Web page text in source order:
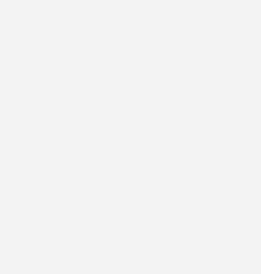
Hafen Kehl
der RMA Kehl.
Kehl, badenova und weiteren